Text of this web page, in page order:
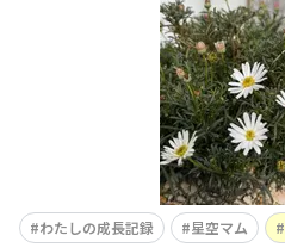
わたしの成長記録 星空マム